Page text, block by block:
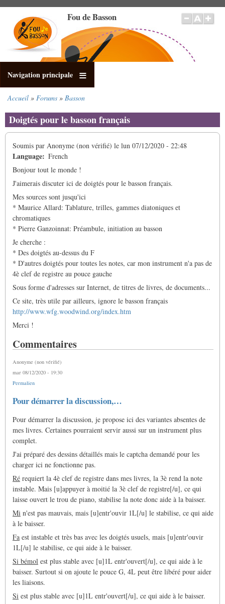
contenu
principal
Fou de Basson
Navigation principale
d'Ariane
Accueil Forums Basson
Doigtés pour le basson français
Soumis par Anonyme (non vérifié) le lun 07/12/2020 - 22:48
Language
French
Bonjour tout le monde !
J'aimerais discuter ici de doigtés pour le basson français.
Mes sources sont jusqu'ici
* Maurice Allard: Tablature, trilles, gammes diatoniques et
chromatiques
* Pierre Ganzoinnat: Préambule, initiation au basson
Je cherche :
* Des doigtés au-dessus du F
* D'autres doigtés pour toutes les notes, car mon instrument n'a pas de
4è clef de registre au pouce gauche
Sous forme d'adresses sur Internet, de titres de livres, de documents...
Ce site, très utile par ailleurs, ignore le basson français
http://www.wfg.woodwind.org/index.htm
Merci !
Commentaires
Anonyme (non vérifié)
mar 08/12/2020 - 19:30
Permalien
Pour démarrer la discussion,…
Pour démarrer la discussion, je propose ici des variantes absentes de
mes livres. Certaines pourraient servir aussi sur un instrument plus
complet.
J'ai préparé des dessins détaillés mais le captcha demandé pour les
charger ici ne fonctionne pas.
Ré requiert la 4è clef de registre dans mes livres, la 3è rend la note
instable. Mais [u]appuyer à moitié la 3è clef de registre[/u], ce qui
laisse ouvert le trou de piano, stabilise la note donc aide à la baisser.
Mi n'est pas mauvais, mais [u]entr'ouvir 1L[/u] le stabilise, ce qui aide
à le baisser.
Fa est instable et très bas avec les doigtés usuels, mais [u]entr'ouvir
1L[/u] le stabilise, ce qui aide à le baisser.
Si bémol est plus stable avec [u]1L entr'ouvert[/u], ce qui aide à le
baisser. Surtout si on ajoute le pouce G, 4L peut être libéré pour aider
les liaisons.
Si est plus stable avec [u]1L entr'ouvert[/u], ce qui aide à le baisser.